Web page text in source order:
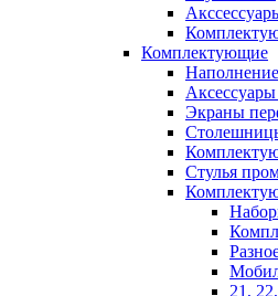
Комплектующие
Экраны
Стулья
21,